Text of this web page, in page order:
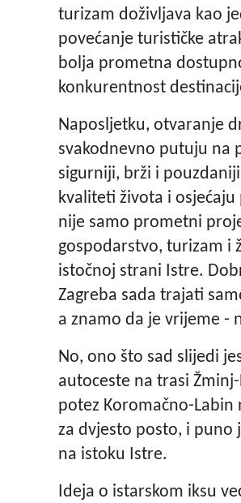
turizam doživljava kao
povećanje turističke
bolja prometna
konkurentnost
Naposljetku, otvaranje
svakodnevno putuju na
sigurniji, brži i
kvaliteti života i
nije samo prometni
gospodarstvo, turizam i
istočnoj strani Istre.
Zagreba sada trajati
a znamo da je vrijeme -
No, ono što sad slijedi
autoceste na trasi
potez Koromačno-
za dvjesto posto, i puno
na istoku Istre.
Ideja o istarskom iksu